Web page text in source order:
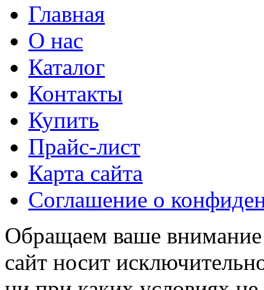
Главная
О нас
Каталог
Контакты
Купить
Прайс-лист
Карта сайта
Соглашение о
Обращаем ваше
сайт носит